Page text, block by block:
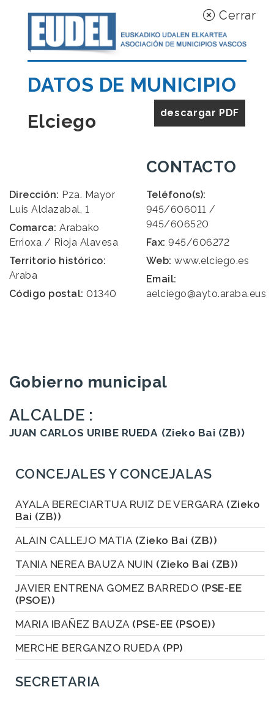
Cerrar
DATOS DE MUNICIPIO
descargar PDF
Elciego
Dirección: Pza. Mayor
Luis Aldazabal, 1
Comarca: Arabako
Errioxa / Rioja Alavesa
Territorio histórico:
Araba
Código postal: 01340
CONTACTO
Teléfono(s):
945/606011 /
945/606520
Fax: 945/606272
Web: www.elciego.es
Email:
aelciego@ayto.araba.eus
Gobierno municipal
ALCALDE :
JUAN CARLOS URIBE RUEDA (Zieko Bai (ZB))
CONCEJALES Y CONCEJALAS
AYALA BERECIARTUA RUIZ DE VERGARA (Zieko
Bai (ZB))
ALAIN CALLEJO MATIA (Zieko Bai (ZB))
TANIA NEREA BAUZA NUIN (Zieko Bai (ZB))
JAVIER ENTRENA GOMEZ BARREDO (PSE-EE
(PSOE))
MARIA IBAÑEZ BAUZA (PSE-EE (PSOE))
MERCHE BERGANZO RUEDA (PP)
SECRETARIA